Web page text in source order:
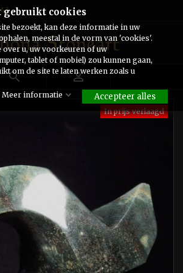
 
In prijs verlaagd
gebruikt cookies
bezoekt, kan deze informatie in uw
meestal in de vorm van 'cookies'.
u, uw voorkeuren of uw
tablet of mobiel) zou kunnen gaan,
om de site te laten werken zoals u
Meer informatie
Accepteer alles